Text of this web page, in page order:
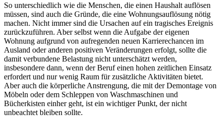
So unterschiedlich wie die Menschen, die einen Haushalt auflösen
müssen, sind auch die Gründe, die eine Wohnungsauflösung nötig
machen. Nicht immer sind die Ursachen auf ein tragisches Ereignis
zurückzuführen. Aber selbst wenn die Aufgabe der eigenen
Wohnung aufgrund von aufregenden neuen Karrierechancen im
Ausland oder anderen positiven Veränderungen erfolgt, sollte die
damit verbundene Belastung nicht unterschätzt werden,
insbesondere dann, wenn der Beruf einen hohen zeitlichen Einsatz
erfordert und nur wenig Raum für zusätzliche Aktivitäten bietet.
Aber auch die körperliche Anstrengung, die mit der Demontage von
Möbeln oder dem Schleppen von Waschmaschinen und
Bücherkisten einher geht, ist ein wichtiger Punkt, der nicht
unbeachtet bleiben sollte.